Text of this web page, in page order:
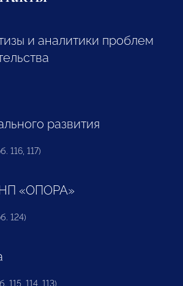
и аналитики проблем
развития
116, 117)
«ОПОРА»
124)
115, 114, 113)